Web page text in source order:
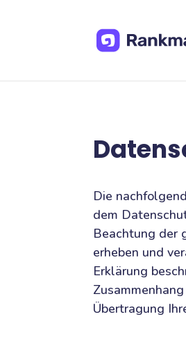
Die
dem
Beachtung der
erheben und
Erklärung
Übertragung